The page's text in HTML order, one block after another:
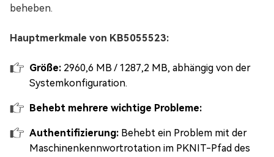
beheben.
Hauptmerkmale von KB5055523:
Größe: 2960,6 MB / 1287,2 MB, abhängig von der
Systemkonfiguration.
Behebt mehrere wichtige Probleme:
Authentifizierung: Behebt ein Problem mit der
Maschinenkennwortrotation im PKNIT-Pfad des